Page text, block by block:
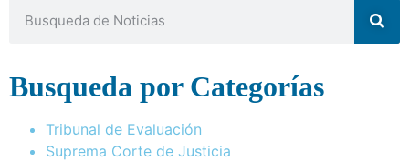
Busqueda por Categorías
Tribunal de Evaluación
Suprema Corte de Justicia